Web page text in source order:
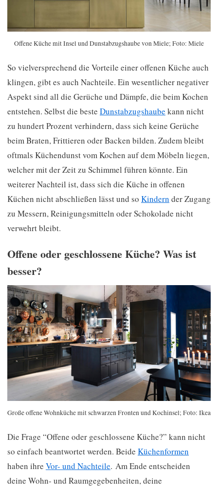
Offene Küche mit Insel und Dunstabzugshaube von Miele; Foto: Miele
So vielversprechend die Vorteile einer offenen Küche auch
klingen, gibt es auch Nachteile. Ein wesentlicher negativer
Aspekt sind all die Gerüche und Dämpfe, die beim Kochen
entstehen. Selbst die beste Dunstabzugshaube kann nicht
zu hundert Prozent verhindern, dass sich keine Gerüche
beim Braten, Frittieren oder Backen bilden. Zudem bleibt
oftmals Küchendunst vom Kochen auf dem Möbeln liegen,
welcher mit der Zeit zu Schimmel führen könnte. Ein
weiterer Nachteil ist, dass sich die Küche in offenen
Küchen nicht abschließen lässt und so Kindern der Zugang
zu Messern, Reinigungsmitteln oder Schokolade nicht
verwehrt bleibt.
Offene oder geschlossene Küche? Was ist
besser?
Große offene Wohnküche mit schwarzen Fronten und Kochinsel; Foto: Ikea
Die Frage “Offene oder geschlossene Küche?” kann nicht
so einfach beantwortet werden. Beide Küchenformen
haben ihre Vor- und Nachteile. Am Ende entscheiden
deine Wohn- und Raumgegebenheiten, deine